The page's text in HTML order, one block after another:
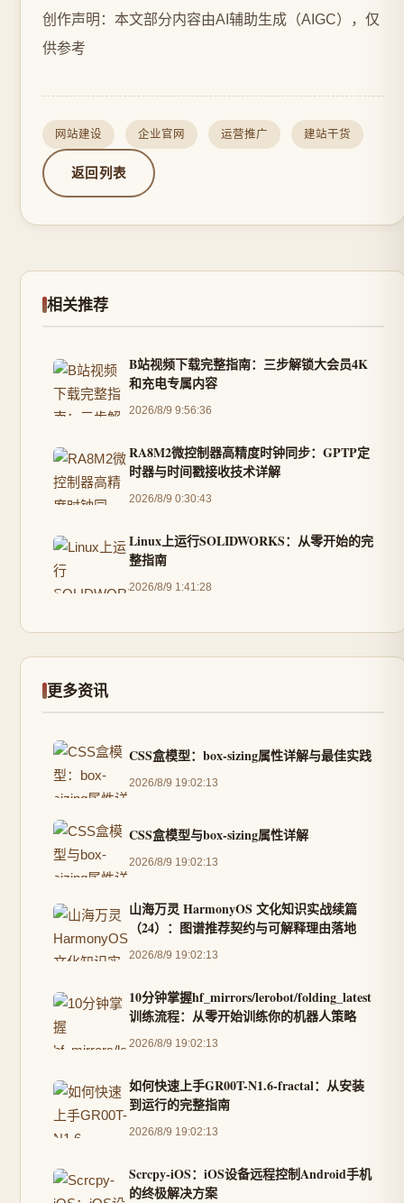
创作声明：本文部分内容由AI辅助生成（AIGC），仅
供参考
网站建设 企业官网 运营推广 建站干货
返回列表
相关推荐
B站视频下载完整指南：三步解锁大会员4K
和充电专属内容
2026/8/9 9:56:36
RA8M2微控制器高精度时钟同步：GPTP定
时器与时间戳接收技术详解
2026/8/9 0:30:43
Linux上运行SOLIDWORKS：从零开始的完
整指南
2026/8/9 1:41:28
更多资讯
CSS盒模型：box-sizing属性详解与最佳实践
2026/8/9 19:02:13
CSS盒模型与box-sizing属性详解
2026/8/9 19:02:13
山海万灵 HarmonyOS 文化知识实战续篇
（24）：图谱推荐契约与可解释理由落地
2026/8/9 19:02:13
10分钟掌握hf_mirrors/lerobot/folding_latest
训练流程：从零开始训练你的机器人策略
2026/8/9 19:02:13
如何快速上手GR00T-N1.6-fractal：从安装
到运行的完整指南
2026/8/9 19:02:13
Scrcpy-iOS：iOS设备远程控制Android手机
的终极解决方案